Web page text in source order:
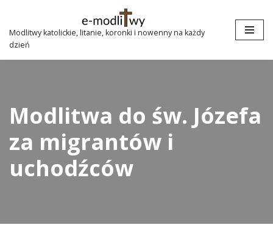
Przejdź
do
treści
Modlitwy katolickie, litanie, koronki i nowenny na każdy
dzień
Modlitwa do św. Józefa
za migrantów i
uchodźców